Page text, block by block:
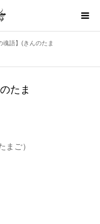
魂語】(きんのたま
たま
まご）